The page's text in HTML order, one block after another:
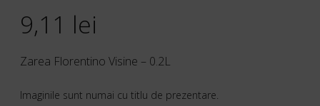
9,11 lei
Zarea Florentino Visine – 0.2L
Imaginile sunt numai cu titlu de prezentare.